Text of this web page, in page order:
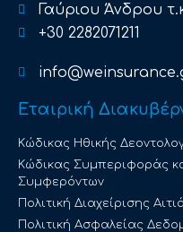
Γαύριου Άνδρου
+30 2282071211
Εταιρική
Κώδικας Ηθικής
Κώδικας Συμπεριφοράς
Συμφερόντων
Πολιτική Διαχείρισης
Πολιτική Ασφαλείας